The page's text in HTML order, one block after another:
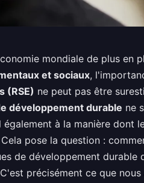
mondiale de plus en
et sociaux,
(RSE) ne peut pas être
développement durable ne
également à la manière dont
Cela pose la question :
de développement durable
précisément ce que